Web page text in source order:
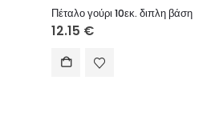
Πέταλο γούρι 10εκ. διπλη βάση
12.15 €